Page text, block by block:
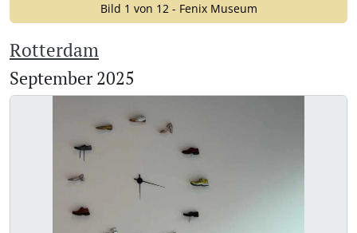
Bild 1 von 12 - Fenix Museum
Rotterdam
September 2025